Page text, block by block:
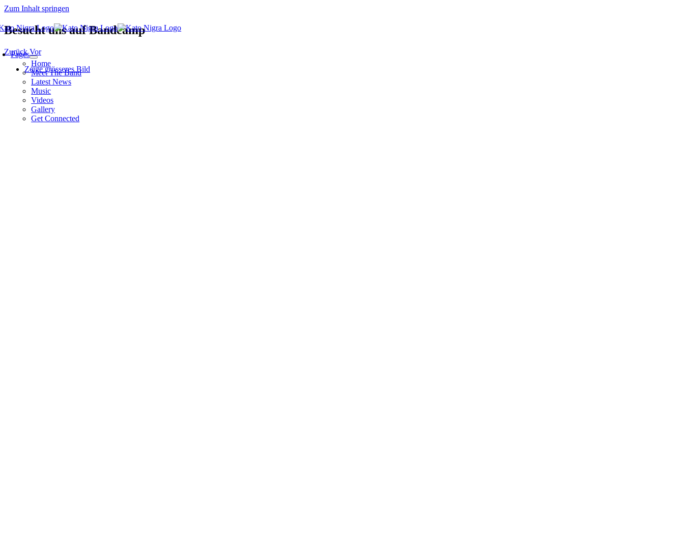
Zum Inhalt springen
Pages
Home
Meet The Band
Latest News
Music
Videos
Gallery
Get Connected
Besucht uns auf Bandcamp
Zurück Vor
Zeige grösseres Bild